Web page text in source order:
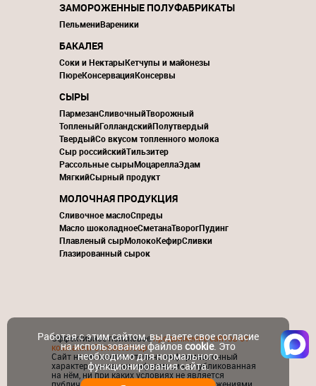
ЗАМОРОЖЕННЫЕ ПОЛУФАБРИКАТЫ
ПельмениВареники
БАКАЛЕЯ
Соки и НектарыКетчупы и майонезы
ПюреКонсервацияКонсервы
СЫРЫ
ПармезанСливочныйТворожный
ТопленыйГолландскийПолутвердый
ТвердыйСо вкусом топленного молока
Сыр российскийТильзитер
Рассольные сырыМоцареллаЭдам
МягкийСырный продукт
МОЛОЧНАЯ ПРОДУКЦИЯ
Сливочное маслоСпреды
Масло шоколадноеСметанаТворогПудинг
Плавленый сырМолокоКефирСливки
Глазированный сырок
Эффективное поисковоепродвижение сайтов от
компании ContactGroup
Сайт носит исключительно информационный
характер и никакая информация, опубликованная
на нём, ни при каких условиях не является
Работая с этим сайтом, вы даете свое согласие
на использование файловcookie. Это
необходимо для нормального
функционирования сайта.